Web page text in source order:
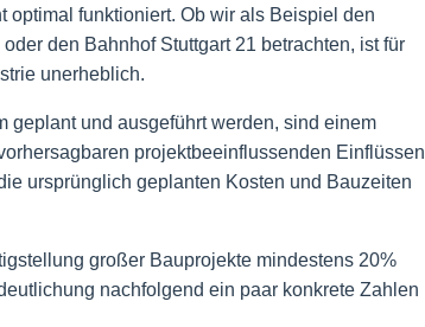
funktioniert. Ob wir als Beispiel den
den Bahnhof Stuttgart 21 betrachten, ist für
unerheblich.
geplant und ausgeführt werden, sind einem
projektbeeinflussenden Einflüssen
ursprünglich geplanten Kosten und Bauzeiten
großer Bauprojekte mindestens 20%
nachfolgend ein paar konkrete Zahlen